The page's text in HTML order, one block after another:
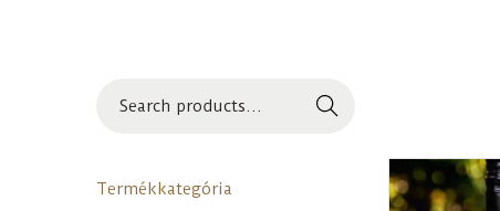
Search
Termékkategória